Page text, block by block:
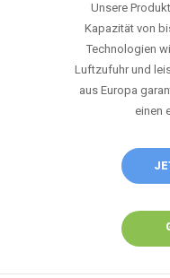
Unsere
Kapazität von
Technologien
Luftzufuhr und
aus Europa
einen